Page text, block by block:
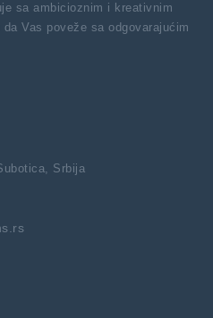
sa ambicioznim i kreativnim
Vas poveže sa odgovarajućim
Srbija